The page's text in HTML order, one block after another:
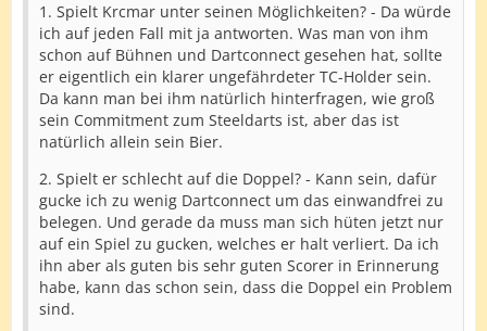
1. Spielt Krcmar unter seinen Möglichkeiten? - Da würde
ich auf jeden Fall mit ja antworten. Was man von ihm
schon auf Bühnen und Dartconnect gesehen hat, sollte
er eigentlich ein klarer ungefährdeter TC-Holder sein.
Da kann man bei ihm natürlich hinterfragen, wie groß
sein Commitment zum Steeldarts ist, aber das ist
natürlich allein sein Bier.
2. Spielt er schlecht auf die Doppel? - Kann sein, dafür
gucke ich zu wenig Dartconnect um das einwandfrei zu
belegen. Und gerade da muss man sich hüten jetzt nur
auf ein Spiel zu gucken, welches er halt verliert. Da ich
ihn aber als guten bis sehr guten Scorer in Erinnerung
habe, kann das schon sein, dass die Doppel ein Problem
sind.